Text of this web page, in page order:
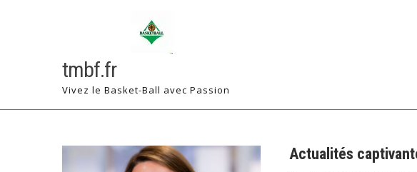
tmbf.fr
Vivez le Basket-Ball avec Passion
Actualités